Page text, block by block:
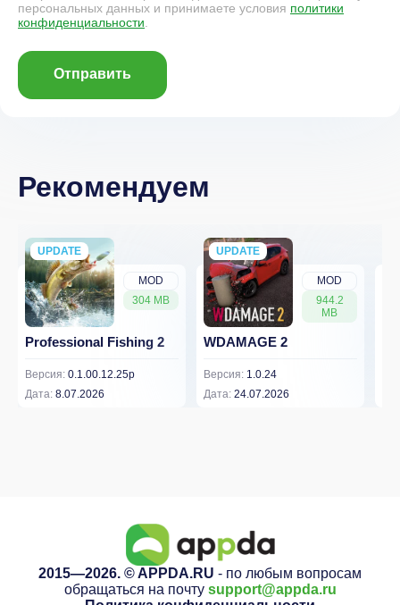
персональных данных и принимаете условия политики
конфиденциальности
Отправить
Рекомендуем
MOD
304 MB
UPDATE
NEW
Professional Fishing 2
Версия: 0.1.00.12.25p
Дата: 8.07.2026
MOD
944.2
MB
UPDATE
NEW
WDAMAGE 2
Версия: 1.0.24
Дата: 24.07.2026
2015—2026. © APPDA.RU - по любым вопросам
обращаться на почту support@appda.ru